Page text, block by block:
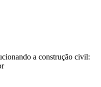
a construção civil: